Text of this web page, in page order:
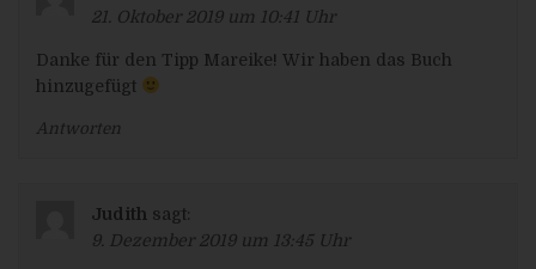
21. Oktober 2019 um 10:41 Uhr
Danke für den Tipp Mareike! Wir haben das Buch
hinzugefügt
Antworten
Judith sagt:
9. Dezember 2019 um 13:45 Uhr
ähnlicher Weise erheblich beeinträchtigt, sofern die
Erfüllung eines Vertrags zwischen der betroffenen
Person und dem Verantwortlichen erforderlich ist, oder
(2) aufgrund von Rechtsvorschriften der Union oder
unterliegt, zulässig ist und diese Rechtsvorschriften
ausdrücklicher Einwilligung der betroffenen Person
erfolgt.